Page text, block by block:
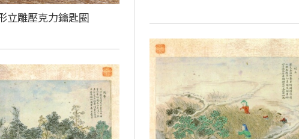
立雕壓克力鑰匙圈